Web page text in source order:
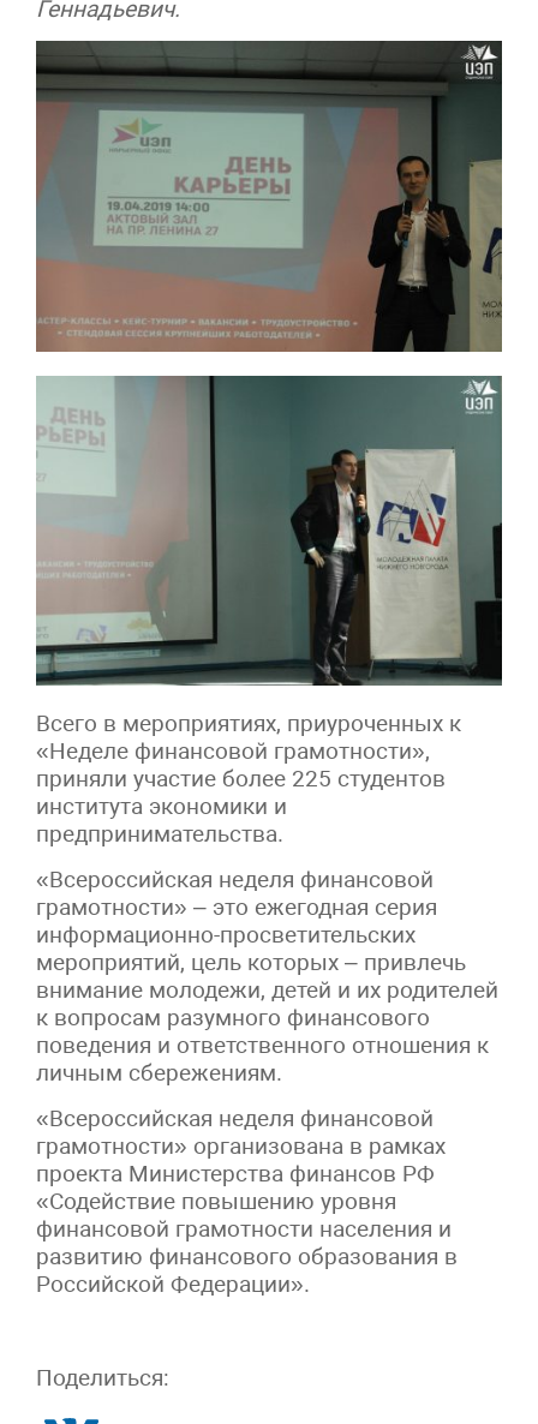
Геннадьевич.
Всего в мероприятиях, приуроченных к
«Неделе финансовой грамотности»,
приняли участие более 225 студентов
института экономики и
предпринимательства.
«Всероссийская неделя финансовой
грамотности» – это ежегодная серия
информационно-просветительских
мероприятий, цель которых – привлечь
внимание молодежи, детей и их родителей
к вопросам разумного финансового
поведения и ответственного отношения к
личным сбережениям.
«Всероссийская неделя финансовой
грамотности» организована в рамках
проекта Министерства финансов РФ
«Содействие повышению уровня
финансовой грамотности населения и
развитию финансового образования в
Российской Федерации».
Поделиться: